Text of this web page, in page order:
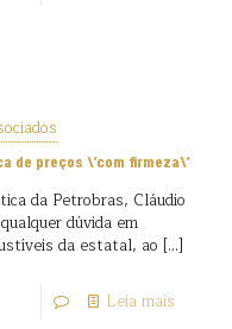
de preços \’com firmeza\’
da Petrobras, Cláudio
dúvida em
da estatal, ao […]
Leia mais